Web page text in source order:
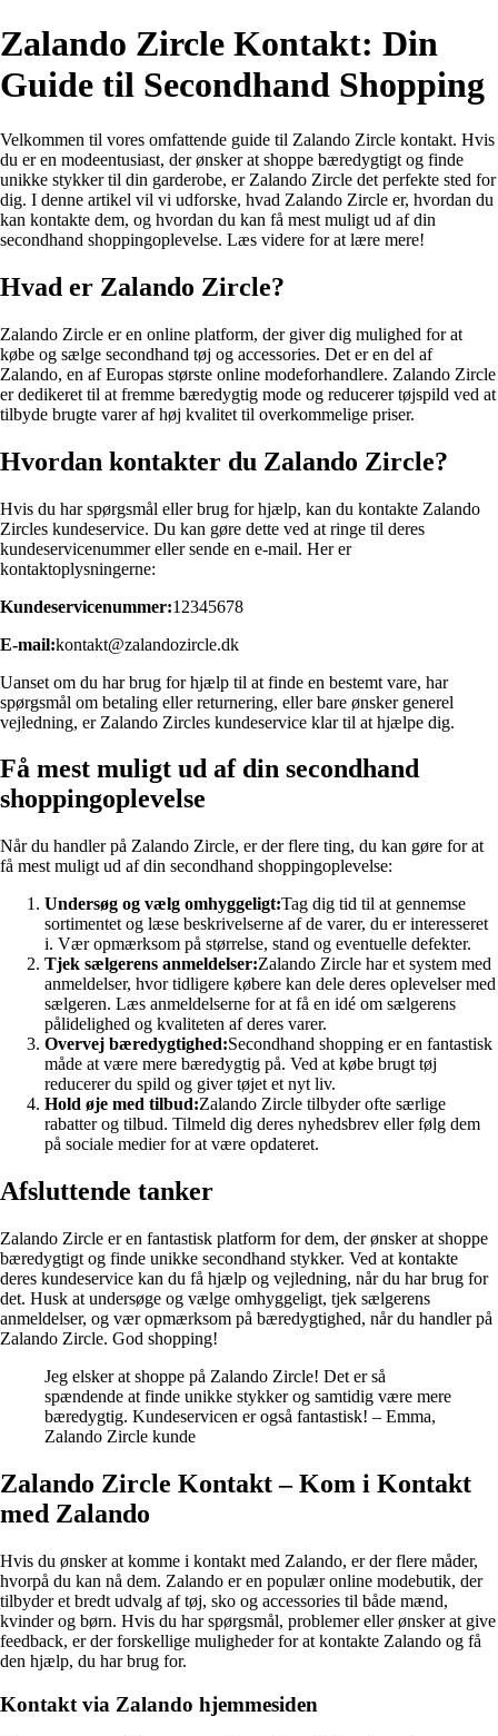
Zalando Zircle Kontakt: Din
Guide til Secondhand Shopping
Velkommen til vores omfattende guide til Zalando Zircle kontakt. Hvis
du er en modeentusiast, der ønsker at shoppe bæredygtigt og finde
unikke stykker til din garderobe, er Zalando Zircle det perfekte sted for
dig. I denne artikel vil vi udforske, hvad Zalando Zircle er, hvordan du
kan kontakte dem, og hvordan du kan få mest muligt ud af din
secondhand shoppingoplevelse. Læs videre for at lære mere!
Hvad er Zalando Zircle?
Zalando Zircle er en online platform, der giver dig mulighed for at
købe og sælge secondhand tøj og accessories. Det er en del af
Zalando, en af Europas største online modeforhandlere. Zalando Zircle
er dedikeret til at fremme bæredygtig mode og reducerer tøjspild ved at
tilbyde brugte varer af høj kvalitet til overkommelige priser.
Hvordan kontakter du Zalando Zircle?
Hvis du har spørgsmål eller brug for hjælp, kan du kontakte Zalando
Zircles kundeservice. Du kan gøre dette ved at ringe til deres
kundeservicenummer eller sende en e-mail. Her er
kontaktoplysningerne:
Kundeservicenummer:12345678
E-mail:kontakt@zalandozircle.dk
Uanset om du har brug for hjælp til at finde en bestemt vare, har
spørgsmål om betaling eller returnering, eller bare ønsker generel
vejledning, er Zalando Zircles kundeservice klar til at hjælpe dig.
Få mest muligt ud af din secondhand
shoppingoplevelse
Når du handler på Zalando Zircle, er der flere ting, du kan gøre for at
få mest muligt ud af din secondhand shoppingoplevelse:
Undersøg og vælg omhyggeligt:Tag dig tid til at gennemse
sortimentet og læse beskrivelserne af de varer, du er interesseret
i. Vær opmærksom på størrelse, stand og eventuelle defekter.
Tjek sælgerens anmeldelser:Zalando Zircle har et system med
anmeldelser, hvor tidligere købere kan dele deres oplevelser med
sælgeren. Læs anmeldelserne for at få en idé om sælgerens
pålidelighed og kvaliteten af deres varer.
Overvej bæredygtighed:Secondhand shopping er en fantastisk
måde at være mere bæredygtig på. Ved at købe brugt tøj
reducerer du spild og giver tøjet et nyt liv.
Hold øje med tilbud:Zalando Zircle tilbyder ofte særlige
rabatter og tilbud. Tilmeld dig deres nyhedsbrev eller følg dem
på sociale medier for at være opdateret.
Afsluttende tanker
Zalando Zircle er en fantastisk platform for dem, der ønsker at shoppe
bæredygtigt og finde unikke secondhand stykker. Ved at kontakte
deres kundeservice kan du få hjælp og vejledning, når du har brug for
det. Husk at undersøge og vælge omhyggeligt, tjek sælgerens
anmeldelser, og vær opmærksom på bæredygtighed, når du handler på
Zalando Zircle. God shopping!
Jeg elsker at shoppe på Zalando Zircle! Det er så
spændende at finde unikke stykker og samtidig være mere
bæredygtig. Kundeservicen er også fantastisk! – Emma,
Zalando Zircle kunde
Zalando Zircle Kontakt – Kom i Kontakt
med Zalando
Hvis du ønsker at komme i kontakt med Zalando, er der flere måder,
hvorpå du kan nå dem. Zalando er en populær online modebutik, der
tilbyder et bredt udvalg af tøj, sko og accessories til både mænd,
kvinder og børn. Hvis du har spørgsmål, problemer eller ønsker at give
feedback, er der forskellige muligheder for at kontakte Zalando og få
den hjælp, du har brug for.
Kontakt via Zalando hjemmesiden